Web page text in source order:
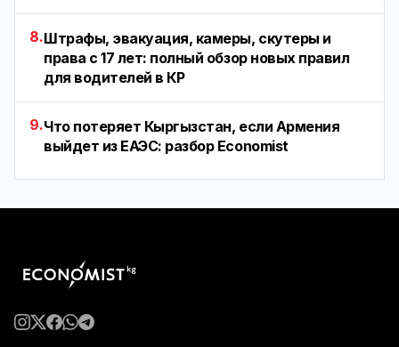
8.Штрафы, эвакуация, камеры, скутеры и
права с 17 лет: полный обзор новых правил
для водителей в КР
9.Что потеряет Кыргызстан, если Армения
выйдет из ЕАЭС: разбор Economist